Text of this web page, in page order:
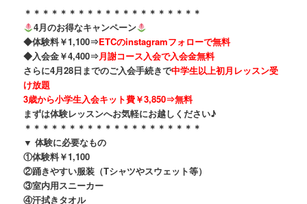
＊＊＊＊＊＊＊＊＊＊＊＊＊＊＊＊＊＊＊＊
4月のお得なキャンペーン
◆体験料￥1,100⇒ETCのinstagramフォローで無料
◆入会金￥4,400⇒月謝コース入会で入会金無料
さらに4月28日までのご入会手続きで中学生以上初月レッスン受
け放題
3歳から小学生入会キット費￥3,850⇒無料
まずは体験レッスンへお気軽にお越しください♪
＊＊＊＊＊＊＊＊＊＊＊＊＊＊＊＊＊＊＊＊
▼ 体験に必要なもの
①体験料￥1,100
②踊きやすい服装（Tシャツやスウェット等）
③室内用スニーカー
④汗拭きタオル